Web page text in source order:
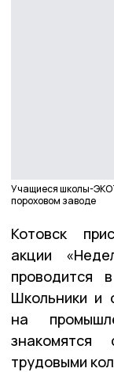
Учащиеся школы-
пороховом заводе
Котовск
акции
проводится
Школьники и
на
трудовыми